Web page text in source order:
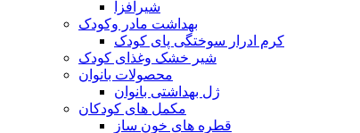
شیرافزا
بهداشت مادر وکودک
کرم ادرار سوختگی پای کودک
شیر خشک وغذای کودک
محصولات بانوان
ژل بهداشتی بانوان
مکمل های کودکان
قطره های خون ساز